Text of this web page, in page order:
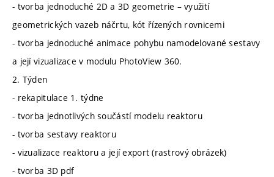
- tvorba jednoduché 2D a 3D geometrie – využití
geometrických vazeb náčrtu, kót řízených rovnicemi
- tvorba jednoduché animace pohybu namodelované sestavy
a její vizualizace v modulu PhotoView 360.
2. Týden
- rekapitulace 1. týdne
- tvorba jednotlivých součástí modelu reaktoru
- tvorba sestavy reaktoru
- vizualizace reaktoru a její export (rastrový obrázek)
- tvorba 3D pdf